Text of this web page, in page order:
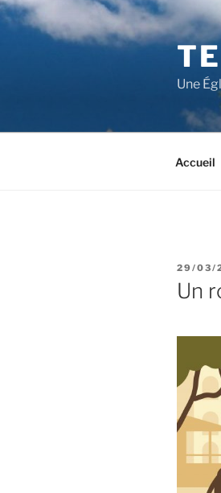
Aller
au
Une
Accueil
PUBLIÉ
LE
29/03/
Un